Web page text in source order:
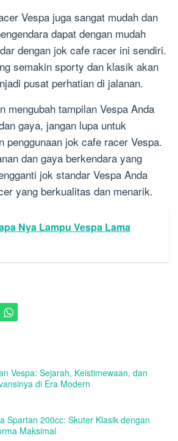
Vespa juga sangat mudah dan
dapat dengan mudah
dengan jok cafe racer ini sendiri.
semakin sporty dan klasik akan
pusat perhatian di jalanan.
mengubah tampilan Vespa Anda
gaya, jangan lupa untuk
penggunaan jok cafe racer Vespa.
dan gaya berkendara yang
jok standar Vespa Anda
yang berkualitas dan menarik.
Nya Lampu Vespa Lama
Vespa: Sejarah, Keistimewaan, dan
di Era Modern
Spartan 200cc: Skuter Klasik dengan
Maksimal